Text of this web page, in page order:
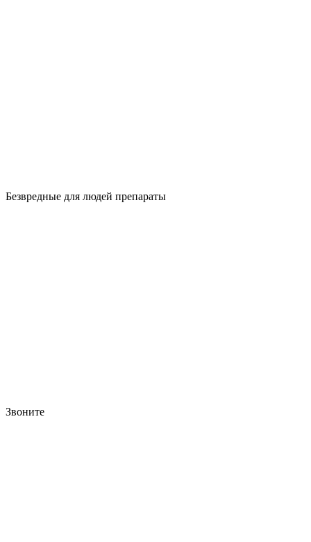
Безвредные для людей препараты
Звоните